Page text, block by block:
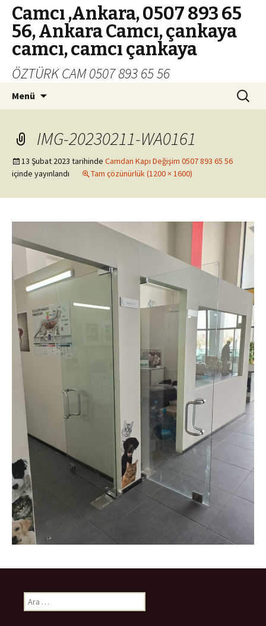
Camcı ,Ankara, 0507 893 65
56, Ankara Camcı, çankaya
camcı, camcı çankaya
ÖZTÜRK CAM 0507 893 65 56
Menü Arama:
IMG-20230211-WA0161
13 Şubat 2023 tarihinde Camdan Kapı Değişim 0507 893 65 56
içinde yayınlandı
Tam çözünürlük (1200 × 1600)
Arama: